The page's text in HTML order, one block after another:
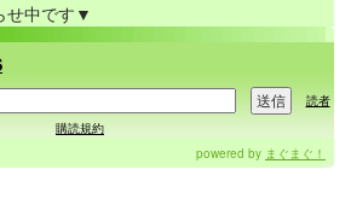
せ中です▼
読者
購読規約
powered by まぐまぐ！